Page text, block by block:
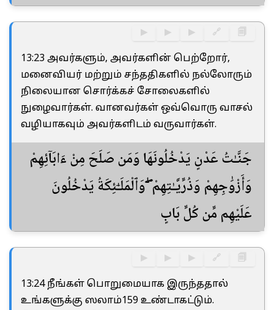
▶ ▶ ▶ 🔗 🗐
13:23 அவர்களும், அவர்களின் பெற்றோர்,
மனைவியர் மற்றும் சந்ததிகளில் நல்லோரும்
நிலையான சொர்க்கச் சோலைகளில்
நுழைவார்கள். வானவர்கள் ஒவ்வொரு வாசல்
வழியாகவும் அவர்களிடம் வருவார்கள்.
جَنَّـٰتُ عَدْنٍ يَدْخُلُونَهَا وَمَن صَلَحَ مِنْ ءَابَآئِهِمْ
وَأَزْوَٰجِهِمْ وَذُرِّيَّـٰتِهِمْ ۖ وَٱلْمَلَـٰٓئِكَةُ يَدْخُلُونَ
عَلَيْهِم مِّن كُلِّ بَابٍ
▶ ▶ ▶ 🔗 🗐
13:24 நீங்கள் பொறுமையாக இருந்ததால்
உங்களுக்கு ஸலாம்159 உண்டாகட்டும்.